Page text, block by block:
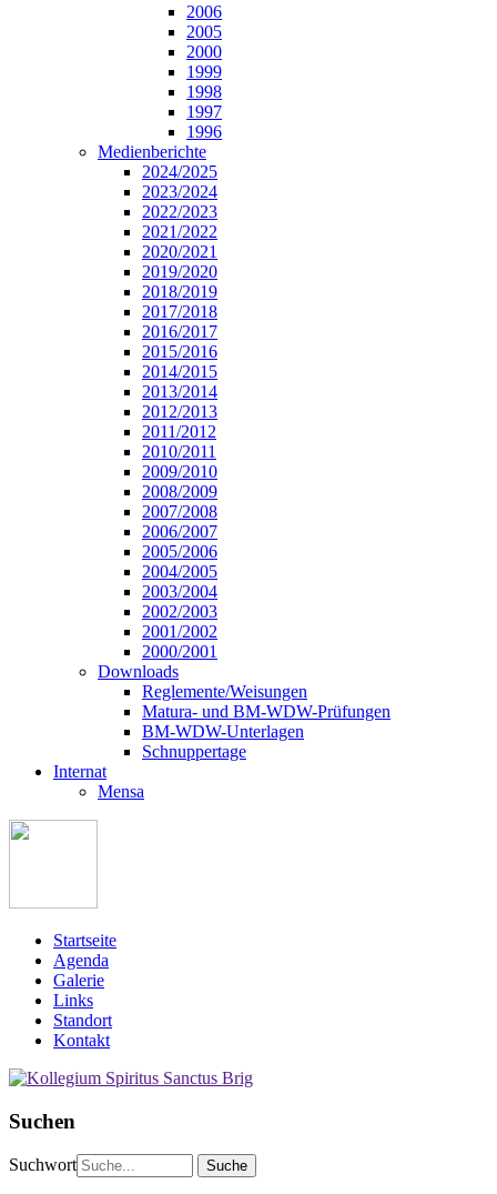
2006
2005
2000
1999
1998
1997
1996
Medienberichte
2024/2025
2023/2024
2022/2023
2021/2022
2020/2021
2019/2020
2018/2019
2017/2018
2016/2017
2015/2016
2014/2015
2013/2014
2012/2013
2011/2012
2010/2011
2009/2010
2008/2009
2007/2008
2006/2007
2005/2006
2004/2005
2003/2004
2002/2003
2001/2002
2000/2001
Downloads
Reglemente/Weisungen
Matura- und BM-WDW-Prüfungen
BM-WDW-Unterlagen
Schnuppertage
Internat
Mensa
Startseite
Agenda
Galerie
Links
Standort
Kontakt
Suchen
Suchwort